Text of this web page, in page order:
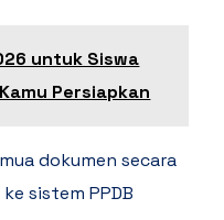
untuk Siswa
Persiapkan
dokumen secara
sistem PPDB